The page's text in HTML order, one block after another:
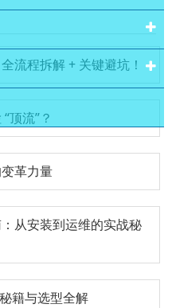
流程拆解 + 关键避坑！
顶流”？
革力量
从安装到运维的实战秘
籍与选型全解